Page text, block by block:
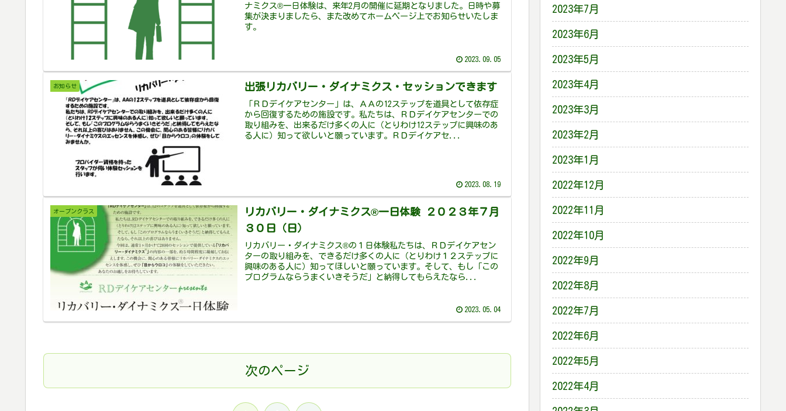
ナミクス®一日体験は、来年2月の開催に延期となりました。日時や募
集が決まりましたら、また改めてホームページ上でお知らせいたしま
す。
2023.09.05
お知らせ 出張リカバリー・ダイナミクス・セッションできます
「ＲＤデイケアセンター」は、ＡＡの12ステップを道具として依存症
から回復するための施設です。私たちは、ＲＤデイケアセンターでの
取り組みを、出来るだけ多くの人に（とりわけ12ステップに興味のあ
る人に）知って欲しいと願っています。ＲＤデイケアセ...
2023.08.19
オープンクラス
リカバリー・ダイナミクス®一日体験 ２０２３年７月
３０日（日）
リカバリー・ダイナミクス®の１日体験私たちは、ＲＤデイケアセン
ターの取り組みを、できるだけ多くの人に（とりわけ１２ステップに
興味のある人に）知ってほしいと願っています。そして、もし「この
プログラムならうまくいきそうだ」と納得してもらえたなら...
2023.05.04
次のページ
2023年7月
2023年6月
2023年5月
2023年4月
2023年3月
2023年2月
2023年1月
2022年12月
2022年11月
2022年10月
2022年9月
2022年8月
2022年7月
2022年6月
2022年5月
2022年4月